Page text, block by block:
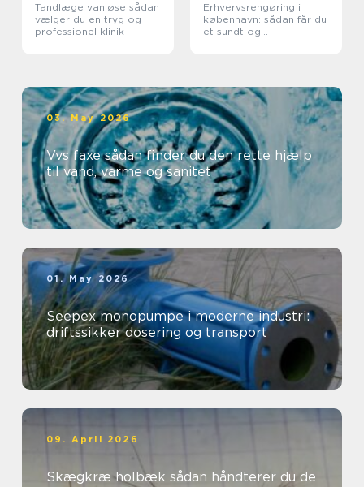
Tandlæge vanløse sådan
vælger du en tryg og
professionel klinik
Erhvervsrengøring i
københavn: sådan får du
et sundt og
03. May 2026
Vvs faxe sådan finder du den rette hjælp
til vand, varme og sanitet
01. May 2026
Seepex monopumpe i moderne industri:
driftssikker dosering og transport
09. April 2026
Skægkræ holbæk sådan håndterer du de